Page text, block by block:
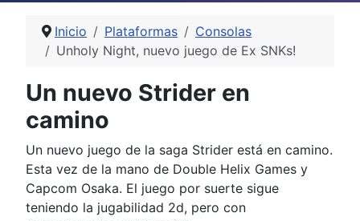
Inicio Plataformas
Consolas
Unholy Night, nuevo juego de Ex SNKs!
Un nuevo Strider en
camino
Un nuevo juego de la saga Strider está en camino.
Esta vez de la mano de Double Helix Games y
Capcom Osaka. El juego por suerte sigue
teniendo la jugabilidad 2d, pero con